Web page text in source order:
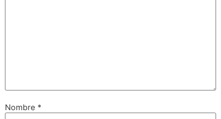
Nombre *